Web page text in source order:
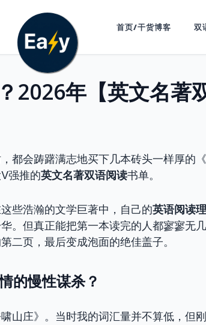
首页/干货博客 双
都会踌躇满志地买下几本砖头一样厚的
强推的英文名著双语阅读书单。
些浩瀚的文学巨著中，自己的英语阅读
。但真正能把第一本读完的人都寥寥无
二页，最后变成泡面的绝佳盖子。
的慢性谋杀？
山庄》。当时我的词汇量并不算低，但